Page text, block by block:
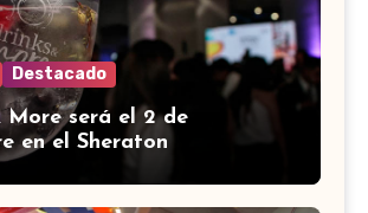
Destacado
More será el 2 de
en el Sheraton